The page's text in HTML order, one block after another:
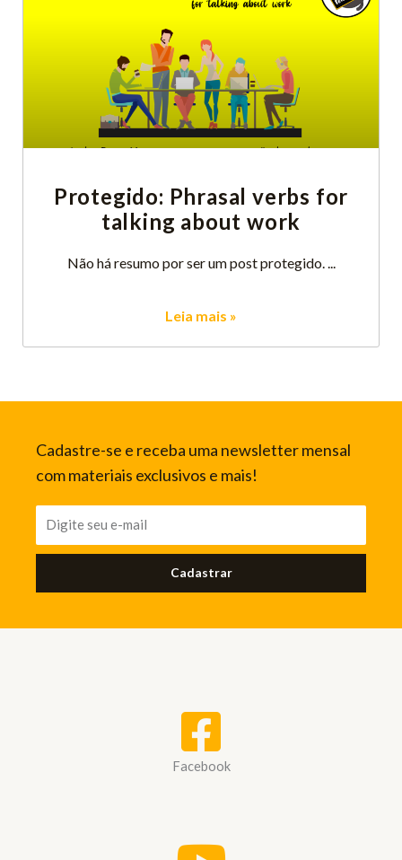
Protegido: Phrasal verbs for
talking about work
Não há resumo por ser um post protegido.
Leia mais »
Cadastre-se e receba uma newsletter mensal
com materiais exclusivos e mais!
Cadastrar
Facebook